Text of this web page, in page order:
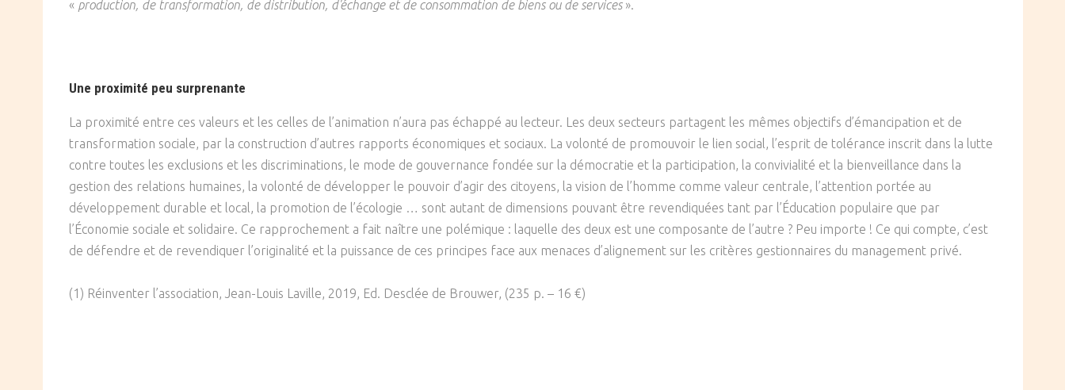
« production, de transformation, de distribution, d'échange et de consommation de biens ou de services».
Une proximité peu surprenante
La proximité entre ces valeurs et les celles de l’animation n’aura pas échappé au lecteur. Les deux secteurs partagent les mêmes objectifs d’émancipation et de
transformation sociale, par la construction d’autres rapports économiques et sociaux. La volonté de promouvoir le lien social, l’esprit de tolérance inscrit dans la lutte
contre toutes les exclusions et les discriminations, le mode de gouvernance fondée sur la démocratie et la participation, la convivialité et la bienveillance dans la
gestion des relations humaines, la volonté de développer le pouvoir d’agir des citoyens, la vision de l’homme comme valeur centrale, l’attention portée au
développement durable et local, la promotion de l’écologie … sont autant de dimensions pouvant être revendiquées tant par l’Éducation populaire que par
l’Économie sociale et solidaire. Ce rapprochement a fait naître une polémique : laquelle des deux est une composante de l’autre ? Peu importe ! Ce qui compte, c’est
de défendre et de revendiquer l’originalité et la puissance de ces principes face aux menaces d’alignement sur les critères gestionnaires du management privé.
(1) Réinventer l’association, Jean-Louis Laville, 2019, Ed. Desclée de Brouwer, (235 p. – 16 €)